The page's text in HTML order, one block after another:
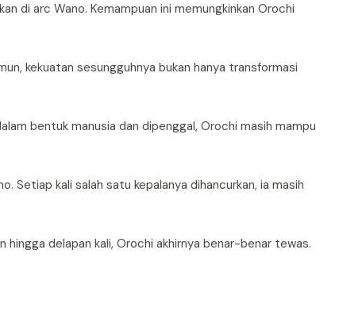
di arc Wano. Kemampuan ini memungkinkan Orochi
kekuatan sesungguhnya bukan hanya transformasi
bentuk manusia dan dipenggal, Orochi masih mampu
Setiap kali salah satu kepalanya dihancurkan, ia masih
delapan kali, Orochi akhirnya benar-benar tewas.